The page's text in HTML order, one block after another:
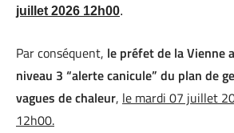
juillet 2026 12h00.
Par conséquent, le préfet de la Vienne
niveau 3 “alerte canicule” du plan de
vagues de chaleur, le mardi 07 juillet
12h00.